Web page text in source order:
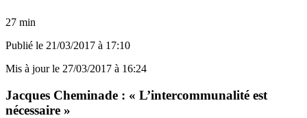
27 min
Publié le 21/03/2017 à 17:10
Mis à jour le 27/03/2017 à 16:24
Jacques Cheminade : « L’intercommunalité est
nécessaire »